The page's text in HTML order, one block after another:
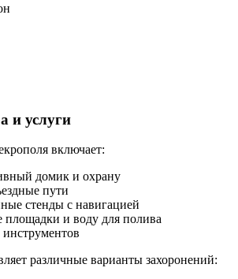
и услуги
включает:
домик и охрану
пути
стенды с навигацией
площадки и воду для полива
различные варианты захоронений: